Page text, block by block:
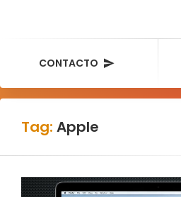
CONTACTO
Tag: Apple